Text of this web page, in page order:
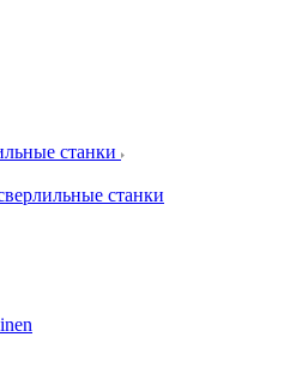
станки
станки